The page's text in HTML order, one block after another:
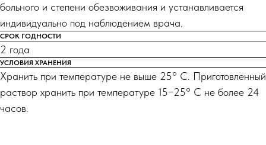
больного и степени обезвоживания и устанавливается
индивидуально под наблюдением врача.
СРОК ГОДНОСТИ
2 года
УСЛОВИЯ ХРАНЕНИЯ
Хранить при температуре не выше 25° С. Приготовленный
раствор хранить при температуре 15−25° С не более 24
часов.